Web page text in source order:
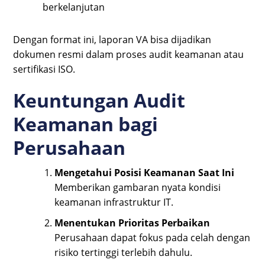
berkelanjutan
Dengan format ini, laporan VA bisa dijadikan
dokumen resmi dalam proses audit keamanan atau
sertifikasi ISO.
Keuntungan Audit
Keamanan bagi
Perusahaan
Mengetahui Posisi Keamanan Saat Ini
Memberikan gambaran nyata kondisi
keamanan infrastruktur IT.
Menentukan Prioritas Perbaikan
Perusahaan dapat fokus pada celah dengan
risiko tertinggi terlebih dahulu.